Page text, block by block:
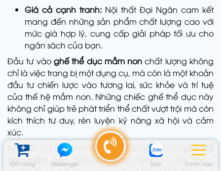
Giỏ hàng Messenger Zalo Danh mục
Giá cả cạnh tranh: Nội thất Đại Ngân cam kết
mang đến những sản phẩm chất lượng cao với
mức giá hợp lý, cung cấp giải pháp tối ưu cho
ngân sách của bạn.
Đầu tư vào ghế thể dục mầm non chất lượng không
chỉ là việc trang bị một dụng cụ, mà còn là một khoản
đầu tư chiến lược vào tương lai, sức khỏe và trí tuệ
của thế hệ mầm non. Những chiếc ghế thể dục này
không chỉ giúp trẻ phát triển thể chất vượt trội mà còn
kích thích tư duy, rèn luyện kỹ năng xã hội và cảm
xúc.
Nội thất Đại Ngân tin rằng, với các sản phẩm
ghế thể
dục mầm nonđạt chuẩn, an toàn và đa năng,